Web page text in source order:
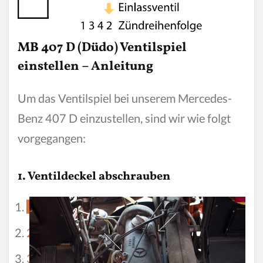
MB 407 D (Düdo) Ventilspiel
einstellen – Anleitung
Um das Ventilspiel bei unserem Mercedes-
Benz 407 D einzustellen, sind wir wie folgt
vorgegangen:
1. Ventildeckel abschrauben
1
2
3